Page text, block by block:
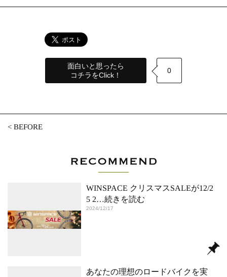
面白いと思ったら
コチラをClick！
0
<BEFORE
WINSPACE クリスマスSALEが12/2
5 2…続きを読む
2024/12/17
あなたの理想のロードバイクを実